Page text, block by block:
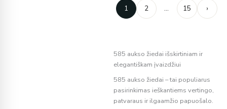
1 2 … 15 ›
585 aukso žiedai išskirtiniam ir
elegantiškam įvaizdžiui
585 aukso žiedai – tai populiarus
pasirinkimas ieškantiems vertingo,
patvaraus ir ilgaamžio papuošalo.